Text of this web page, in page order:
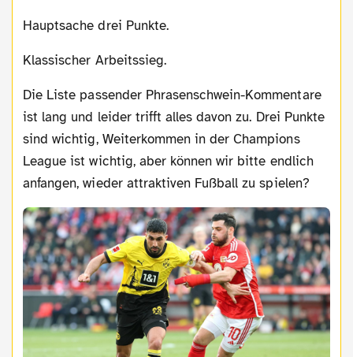
Hauptsache drei Punkte.
Klassischer Arbeitssieg.
Die Liste passender Phrasenschwein-Kommentare
ist lang und leider trifft alles davon zu. Drei Punkte
sind wichtig, Weiterkommen in der Champions
League ist wichtig, aber können wir bitte endlich
anfangen, wieder attraktiven Fußball zu spielen?